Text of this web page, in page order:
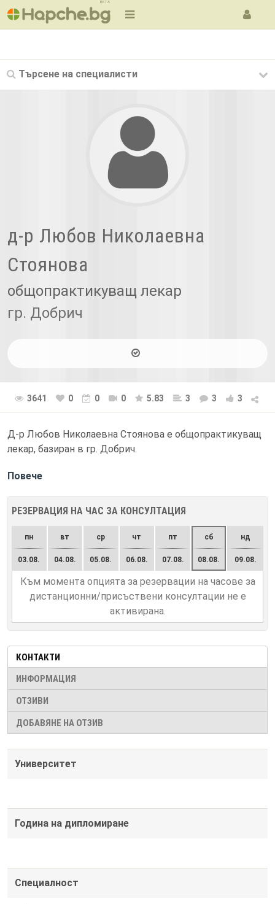
BETA
Търсене на специалисти
д-р Любов Николаевна
Стоянова
общопрактикуващ лекар
гр. Добрич
3641 0 0 0 5.83 3 3 3
Д-р Любов Николаевна Стоянова е общопрактикуващ
лекар, базиран в гр. Добрич.
Повече
РЕЗЕРВАЦИЯ НА ЧАС ЗА КОНСУЛТАЦИЯ
пн
03.08.
вт
04.08.
ср
05.08.
чт
06.08.
пт
07.08.
сб
08.08.
нд
09.08.
Към момента опцията за резервации на часове за
дистанционни/присъствени консултации не е
активирана.
КОНТАКТИ
ИНФОРМАЦИЯ
ОТЗИВИ
ДОБАВЯНЕ НА ОТЗИВ
Университет
Година на дипломиране
Специалност